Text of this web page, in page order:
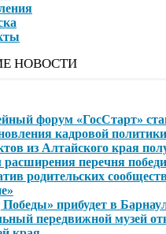
НОВОСТИ
форум «ГосСтарт»
кадровой политики
из Алтайского края
расширения перечня
родительских
Победы» прибудет в
передвижной музей